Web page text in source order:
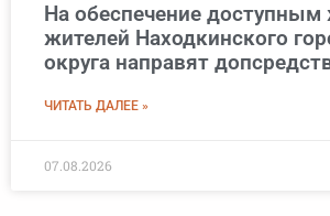
На обеспечение
жителей Находкинского
округа направят
ЧИТАТЬ ДАЛЕЕ »
07.08.2026